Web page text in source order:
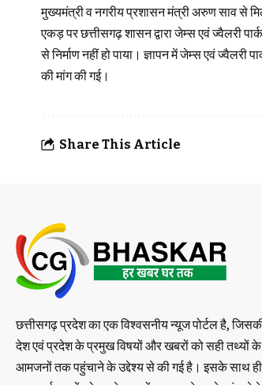
मुख्यमंत्री व नगरीय प्रशासन मंत्री अरुण साव से
एकड़ पर छत्तीसगढ़ शासन द्वारा जेम्स एवं ज्वैलरी
से निर्माण नहीं हो पाया। ज्ञापन में जेम्स एवं
की मांग की गई।
Share This Article
छत्तीसगढ़ प्रदेश का एक विश्वसनीय न्यूज पोर्टल है,
देश एवं प्रदेश के प्रमुख विषयों और खबरों को सही तथ्यों
आमजनों तक पहुंचाने के उद्देश्य से की गई है। इसके साथ